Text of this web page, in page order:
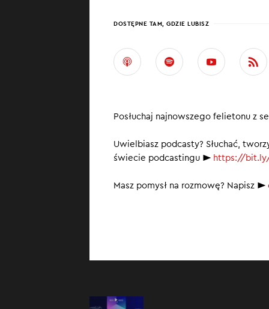
PROWADZĄCY:
JAK
W
sztuczna
DOSTĘPNE TAM, GDZIE LUBISZ
Posłuchaj najnowszego felietonu z
Uwielbiasz podcasty? Słuchać,
świecie podcastingu ► https://
Masz pomysł na rozmowę? Napisz ►